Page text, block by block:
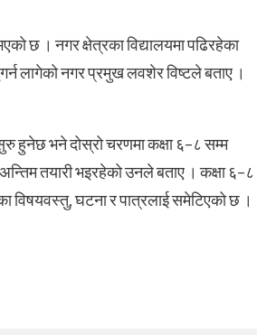
छ । नगर क्षेत्रका विद्यालयमा पढिरहेका
गर्न लागेको नगर प्रमुख लवशेर विष्टले बताए ।
हुनेछ भने दोस्रो चरणमा कक्षा ६–८ सम्म
तयारी भइरहेको उनले बताए । कक्षा ६–८
विषयवस्तु, घटना र पात्रलाई समेटिएको छ ।